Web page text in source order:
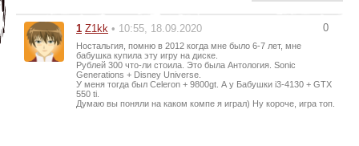
0
1 Z1kk • 10:55, 18.09.2020
Ностальгия, помню в 2012 когда мне было 6-7 лет, мне
бабушка купила эту игру на диске.
Рублей 300 что-ли стоила. Это была Антология. Sonic
Generations + Disney Universe.
У меня тогда был Celeron + 9800gt. А у Бабушки i3-4130 + GTX
550 ti.
Думаю вы поняли на каком компе я играл) Ну короче, игра топ.